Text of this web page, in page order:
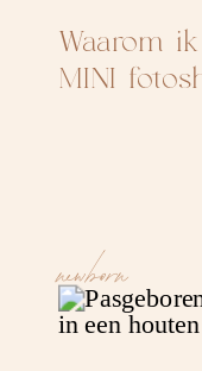
Waarom
MINI
newborn